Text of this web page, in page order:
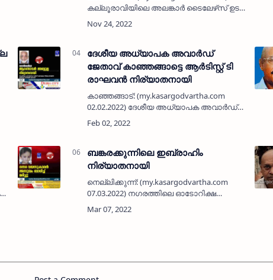
കല്ലൂരാവിയിലെ അലങ്കാര്‍ ടൈലേഴ്‌സ് ഉടമ
രവീന്ദ്രന്‍ (60-ടൈലര്‍ രവി) നിര്യാതനായി.
ദീര്‍ഘകാലം പ്രവാസിയായിരുന്ന അദ്ദേഹം
ദേശീയ അധ്യാപക അവാർഡ്
ജേതാവ് കാഞ്ഞങ്ങാട്ടെ ആർടിസ്റ്റ് ടി
രാഘവൻ നിര്യാതനായി
കാഞ്ഞങ്ങാട്: (my.kasargodvartha.com
02.02.2022) ദേശീയ അധ്യാപക അവാർഡ്
ജേതാവ് കാഞ്ഞങ്ങാട് സൗത് പത്മയിൽ
ആർടിസ്റ്റ് ടി രാഘവൻ (80) നിര്യാതനായി.
സ്കൂൾ…
ബങ്കരക്കുന്നിലെ ഇബ്രാഹിം
നിര്യാതനായി
നെല്ലിക്കുന്ന്: (my.kasargodvartha.com
07.03.2022) നഗരത്തിലെ ഓടോറിക്ഷ
ഡ്രൈവർ ബങ്കരക്കുന്നിലെ ഇബ്രാഹിം (51)
നിര്യാതനായി. കൊറക്കോഡാണ്